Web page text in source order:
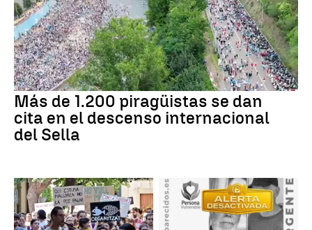
Más de 1.200 piragüistas se dan
cita en el descenso internacional
del Sella